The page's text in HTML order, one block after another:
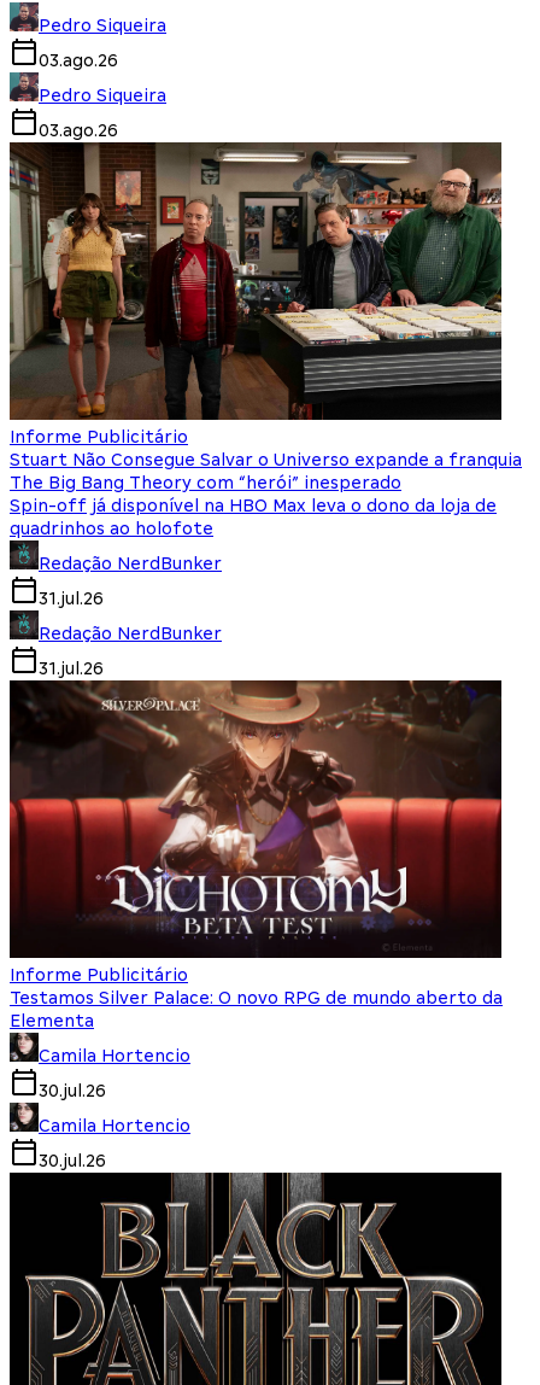
Pedro Siqueira
03.ago.26
Pedro Siqueira
03.ago.26
Informe Publicitário
Stuart Não Consegue Salvar o Universo expande a franquia
The Big Bang Theory com “herói” inesperado
Spin-off já disponível na HBO Max leva o dono da loja de
quadrinhos ao holofote
Redação NerdBunker
31.jul.26
Redação NerdBunker
31.jul.26
Informe Publicitário
Testamos Silver Palace: O novo RPG de mundo aberto da
Elementa
Camila Hortencio
30.jul.26
Camila Hortencio
30.jul.26